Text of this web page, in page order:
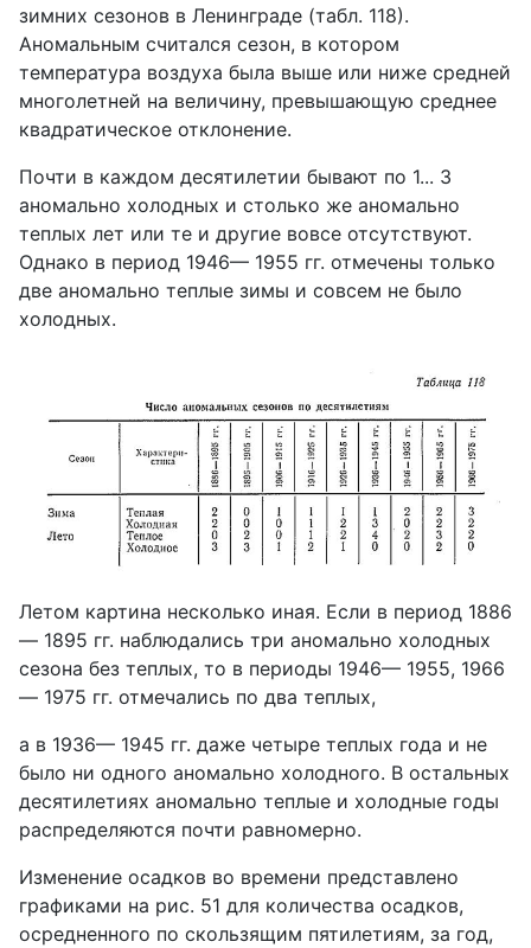
зимних сезонов в Ленинграде (табл. 118).
Аномальным считался сезон, в котором
температура воздуха была выше или ниже средней
многолетней на величину, превышающую среднее
квадратическое отклонение.
Почти в каждом десятилетии бывают по 1... 3
аномально холодных и столько же аномально
теплых лет или те и другие вовсе отсутствуют.
Однако в период 1946— 1955 гг. отмечены только
две аномально теплые зимы и совсем не было
холодных.
Летом картина несколько иная. Если в период 1886
— 1895 гг. наблюдались три аномально холодных
сезона без теплых, то в периоды 1946— 1955, 1966
— 1975 гг. отмечались по два теплых,
а в 1936— 1945 гг. даже четыре теплых года и не
было ни одного аномально холодного. В остальных
десятилетиях аномально теплые и холодные годы
распределяются почти равномерно.
Изменение осадков во времени представлено
графиками на рис. 51 для количества осадков,
осредненного по скользящим пятилетиям, за год,